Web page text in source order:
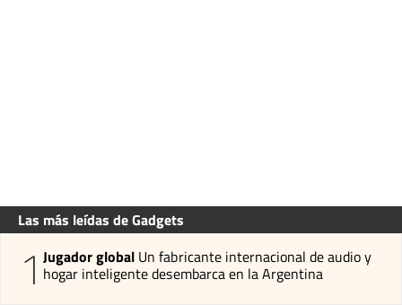
Las más leídas de Gadgets
1 Jugador global Un fabricante internacional de audio y
hogar inteligente desembarca en la Argentina